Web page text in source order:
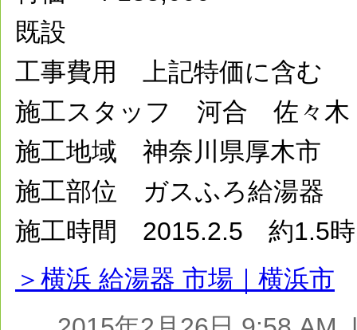
既設
工事費用 上記特価に含む
施工スタッフ 河合 佐々木
施工地域 神奈川県厚木市
施工部位 ガスふろ給湯器
施工時間 2015.2.5 約1.5
＞横浜 給湯器 市場｜横浜市